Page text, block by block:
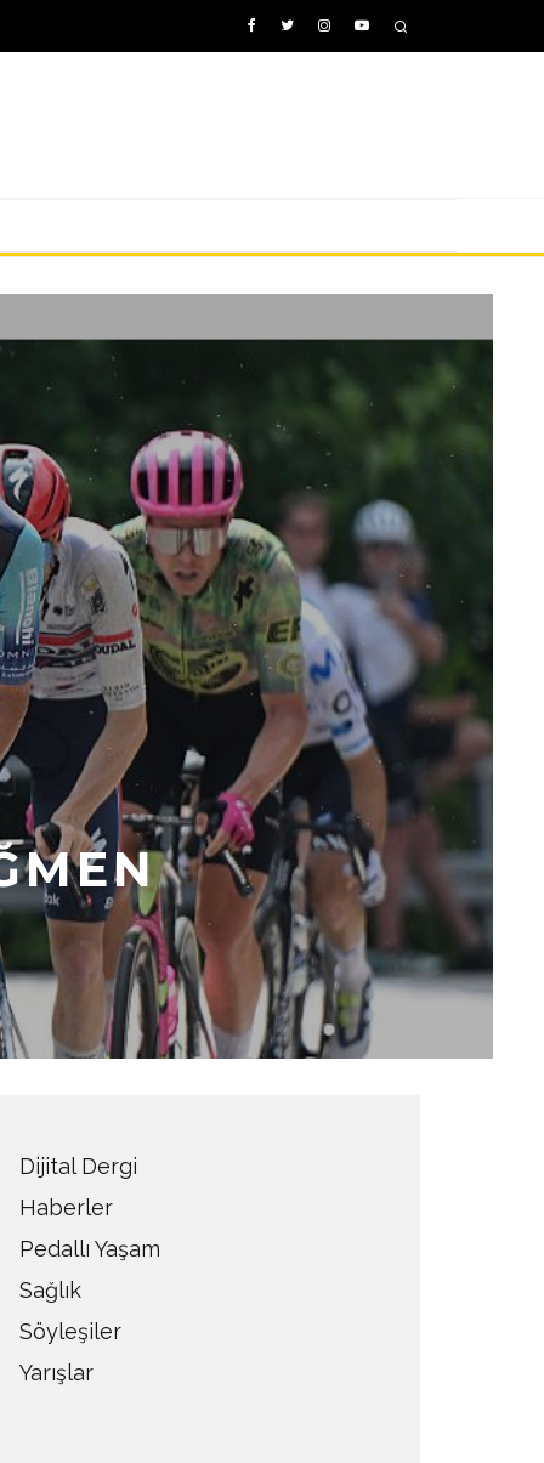
Dijital Dergi
Haberler
Pedallı Yaşam
Sağlık
Söyleşiler
Yarışlar